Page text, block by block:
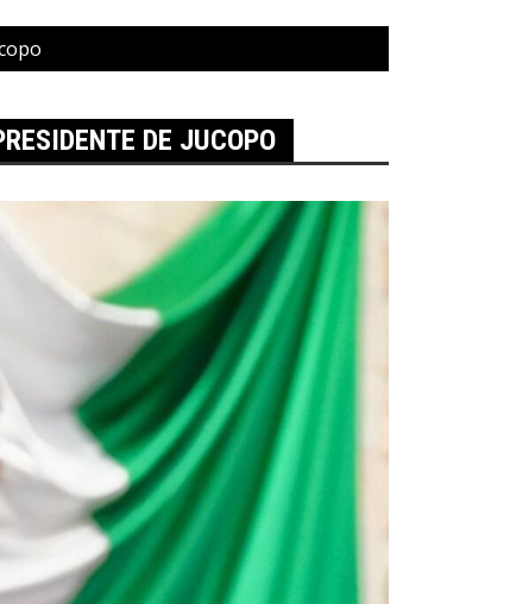
DE JUCOPO